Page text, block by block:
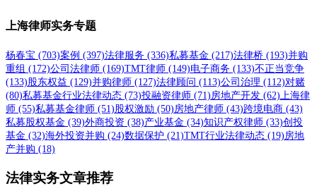
上海律师实务专题
杨春宝 (703)案例 (397)法律服务 (336)私募基金 (217)法律桥 (193)并购
重组 (172)公司法律师 (169)TMT律师 (149)电子商务 (133)不正当竞争
(133)股东权益 (129)并购律师 (127)法律顾问 (113)公司治理 (112)对赌
(80)私募基金行业法律动态 (73)投融资律师 (71)房地产开发 (62)上海律
师 (55)私募基金律师 (51)股权激励 (50)房地产律师 (43)跨境电商 (43)
私募股权基金 (39)外商投资 (38)产业基金 (34)知识产权律师 (33)创投
基金 (32)海外投资并购 (24)数据保护 (21)TMT行业法律动态 (19)房地
产并购 (18)
法律实务文章推荐